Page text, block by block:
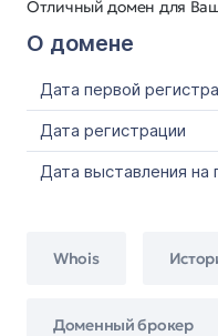
Отличный домен для
О домене
Дата первой
Дата регистрации
Дата выставления
Whois
Доменный брокер